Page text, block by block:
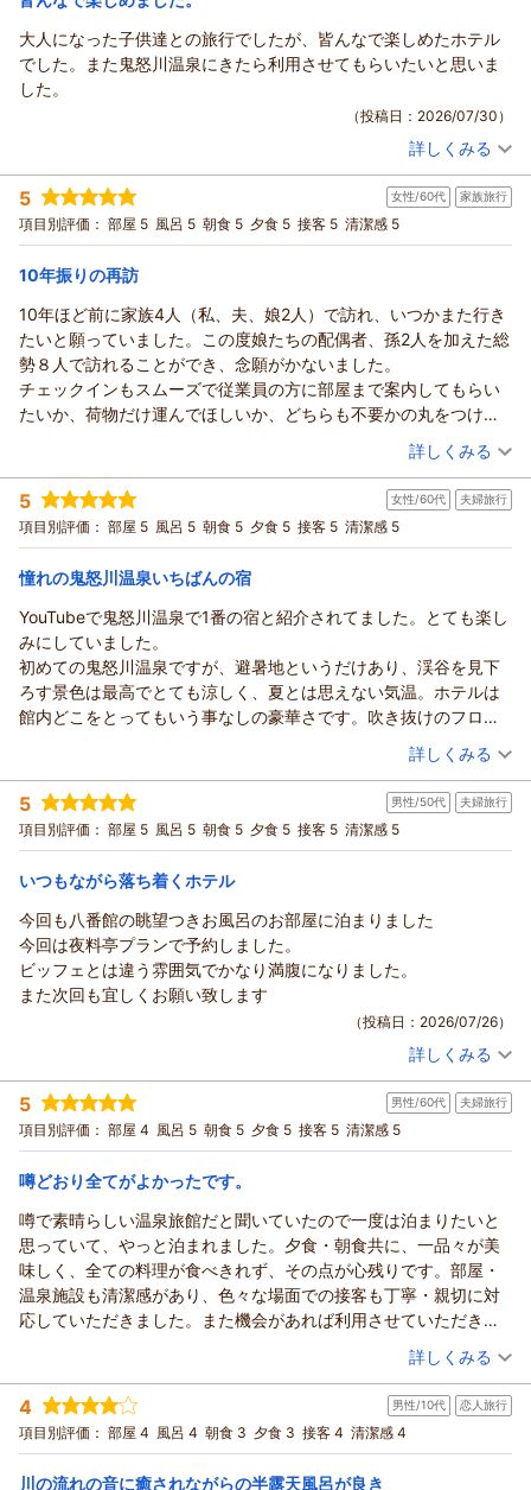
鬼怒川温泉 あさやからの返信
くま様
この度はご来館賜りまして、誠にありがとうございます。
ご滞在中はご快適にお過ごしいただけましたようで、何よりで
当館のスタッフは「明るい笑顔・丁寧な挨拶・やさしく親切な
心遣い」をモットーにお客様をお迎えしております。
ご滞在中何かお困りのことがございましたら、お気兼ねなくお
これからもより一層のサービス向上に努めて参ります。
くま様のまたのご来館を心よりお待ちしております。
ありがとうございました。
（返信日：2026/08/04）
大人になった子供達との旅行でしたが、皆んなで楽しめたホテル
でした。また鬼怒川温泉にきたら利用させてもらいたいと思いま
した。
（投稿日：2026/07/30）
投稿者： トモミンさん(女性/40代)
宿泊プラン： 【お肉フェア開催】夕食時選べるクラフトビール付き☆和洋中
100種のバイキング♪♪≪2026年7月～≫
和室 朝・夕
宿泊価格帯： 28,001～29,000円(大人一人あたり/税込)
トモミン様
この度はご来館賜りまして、誠にありがとうございます。
ご滞在中はご快適にお過ごしいただけましたようで、何よりで
ございます。
ご滞在中何かご不便等ございましたら、お気兼ねなくお申しつ
これからもより良い宿作りのため、日々精進して参ります。
日光・鬼怒川温泉へお越しの際には、ぜひまたご利用くださ
い。
トモミン様のまたのご来館を心よりお待ちしております。
ありがとうございました。
詳しくみる
5 女性/60代 家族旅行
項目別評価： 部屋 5 風呂 5 朝食 5 夕食 5 接客 5 清潔感 5
10年振りの再訪
10年ほど前に家族4人（私、夫、娘2人）で訪れ、いつかまた行き
たいと願っていました。この度娘たちの配偶者、孫2人を加えた総
勢８人で訪れることができ、念願がかないました。
チェックインもスムーズで従業員の方に部屋まで案内してもらい
たいか、荷物だけ運んでほしいか、どちらも不要かの丸をつける
特に印象に残っていた夕食ブュッフェは今回も変わらず素晴らし
く、孫たちもテンションが上がっていました！
私は行かなかったのですが、露天風呂も素晴らしかったと家族が
言っていました。
ていただきたいとお願いしました。
何度も着払いでとお願いしたのですが、規定でこちらで持ちます
と言ってくださり、早速送っていただけました。
こちらのミスにもかかわらずお手紙まで付けていただき、感謝し
かありません。本当にありがとうございました。
また機会があれば訪れさせていただきたいと思います。
（投稿日：2026/07/30）
宿泊時期： 2026年07月宿泊 (家族旅行)
投稿者： いずさん
宿泊プラン： 【当館おすすめ】和・洋・中100種の豪華バイキング♪
朝・夕
宿泊価格帯： 30,001円以上(大人一人あたり/税込)
鬼怒川温泉 あさやからの返信
いず様
この度はご来館賜りまして、誠にありがとうございます。
ご滞在中はご快適にお過ごしいただけましたようで、何よりで
ございます。
また、お忘れ物も無事にお手元に届きましたようで、ほっとい
たしました。
これからもより良い宿作りのため、日々精進して参ります。
いず様のまたのご来館を心よりお待ちしております。
ありがとうございました。
詳しくみる
5 女性/60代 夫婦旅行
項目別評価： 部屋 5 風呂 5 朝食 5 夕食 5 接客 5 清潔感 5
憧れの鬼怒川温泉いちばんの宿
YouTubeで鬼怒川温泉で1番の宿と紹介されてました。とても楽し
みにしていました。
初めての鬼怒川温泉ですが、避暑地というだけあり、渓谷を見下
ろす景色は最高でとても涼しく、夏とは思えない気温。ホテルは
館内どこをとってもいう事なしの豪華さです。吹き抜けのフロン
トは圧巻でした。ガラスのエレベーターがいくつも館内を上下に
昇降するのが見え、素晴らしく世界。お風呂も最高！お料理もビ
ッフェではない創作料理のコースを選び個室になり、落ち着いて
食事することが出来ました。お料理は、料理長の名前が記され料
理人の自信が感じられました。とてもこだわった料理で味も最高
の景色を邪魔するのは、バブル時代の大旅館が未だにいくつも処
理されずに残されている事です。美しい自然の中にとても不気味
な影を落としていました。それが一番残念に思いました。
（投稿日：2026/07/29）
宿泊時期： 2026年07月宿泊 (夫婦旅行)
投稿者： kiyoさん
宿泊プラン： 【創作料理（山吹-Yamabuki-）】夕食はレストランで創作料
理プラン♪
和室 朝・夕
宿泊価格帯： 30,001円以上(大人一人あたり/税込)
鬼怒川温泉 あさやからの返信
kiyo様
この度はご来館賜りまして、誠にありがとうございます。
数ある宿の中から当館をお選びいただけましたこと、大変光栄
ご滞在中はご快適にお過ごしいただけましたようで、何よりで
ございます。
当館の創作料理は、旬の食材や地元食材を使用した和洋折衷の
コース料理でございます。
お料理の味付けはもちろん、器や盛り付けなど、目でもお楽し
みいただけるコースとなっておりました。
これからもより良い宿作りのため、日々努力して参ります。
kiyo様のまたのご来館を心よりお待ちしております。
ありがとうございました。
（返信日：2026/07/31）
詳しくみる
5 男性/50代 夫婦旅行
項目別評価： 部屋 5 風呂 5 朝食 5 夕食 5 接客 5 清潔感 5
いつもながら落ち着くホテル
今回も八番館の眺望つきお風呂のお部屋に泊まりました
今回は夜料亭プランで予約しました。
ビッフェとは違う雰囲気でかなり満腹になりました。
また次回も宜しくお願い致します
（投稿日：2026/07/26）
投稿者： アーサーさん(男性/50代)
宿泊プラン： 【個室料亭】旬の会席料理を楽しむ＜湯坂コース＞≪～2026年
6月≫
和洋室 朝・夕 夕/個室利用
宿泊価格帯： 30,001円以上(大人一人あたり/税込)
アーサー様
この度はご来館賜りまして、誠にありがとうございます。
また、いつもご利用いただきまして、従業員一同心より感謝申
し上げます。
お食事ではご満足いただけましたようで、何よりでございま
当館の会席料理では、旬の食材や地元食材を使用した品をご用
意しております。
お料理の味付けはもちろん、器や盛り付け、演出などにもこだ
わっておりました。
お客様だけの空間でごゆっくりとお食事をお楽しみいただけま
詳しくみる
5 男性/60代 夫婦旅行
項目別評価： 部屋 4 風呂 5 朝食 5 夕食 5 接客 5 清潔感 5
噂どおり全てがよかったです。
噂で素晴らしい温泉旅館だと聞いていたので一度は泊まりたいと
思っていて、やっと泊まれました。夕食・朝食共に、一品々が美
味しく、全ての料理が食べきれず、その点が心残りです。部屋・
温泉施設も清潔感があり、色々な場面での接客も丁寧・親切に対
応していただきました。また機会があれば利用させていただきた
（投稿日：2026/07/25）
宿泊時期： 2026年07月宿泊 (夫婦旅行)
投稿者： つじさん(男性/60代)
宿泊プラン： 【当館おすすめ】和・洋・中100種の豪華バイキング♪≪2026
年7月～≫
ツイン 朝・夕
宿泊価格帯： 23,001～24,000円(大人一人あたり/税込)
詳しくみる
4 男性/10代 恋人旅行
項目別評価： 部屋 4 風呂 4 朝食 3 夕食 3 接客 4 清潔感 4
川の流れの音に癒されながらの半露天風呂が良き